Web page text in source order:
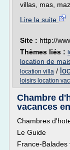
villas, mas,
Lire la suite
Site : http://
Thèmes liés :
location de
location villa /
loisirs location
Chambre
vacances
Chambres
Le Guide
France-